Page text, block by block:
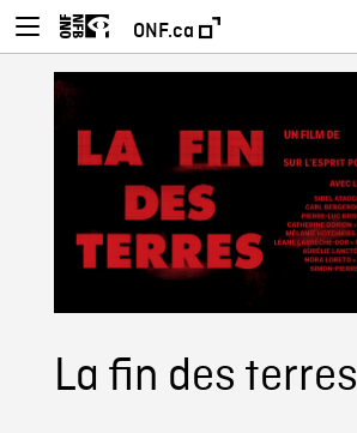
ONF.ca
La fin des terres